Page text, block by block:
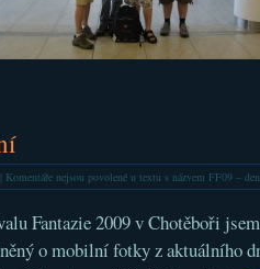
Komentáře nejsou povolenéu textu s názvem FF09 –
Fantazie 2009 v Chotěboři
o mobilní fotky z aktuálního